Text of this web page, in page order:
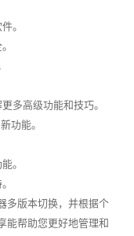
。
多高级功能和技巧。
功能。
。
多版本切换，并根据个
能帮助您更好地管理和